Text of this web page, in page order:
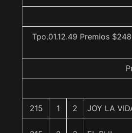
Tpo.01.12.49 Premios
215 1 2 JOY LA